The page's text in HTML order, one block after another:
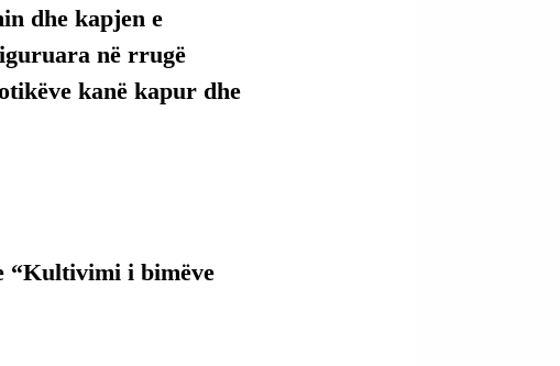
dhe kapjen e
në rrugë
kanë kapur dhe
“Kultivimi i bimëve